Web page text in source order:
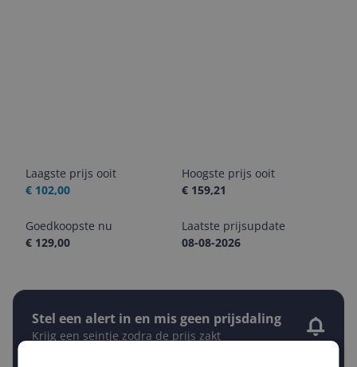
Laagste prijs ooit
€ 102,00
Hoogste prijs ooit
€ 159,21
Goedkoopste nu
€ 129,00
Laatste prijsupdate
08-08-2026
Stel een alert in en mis geen prijsdaling
Krijg een seintje zodra de prijs zakt